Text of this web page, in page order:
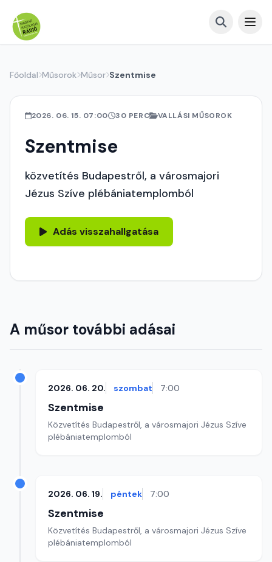
Főoldal Műsorok Műsor Szentmise
2026. 06. 15. 07:00 30 PERC VALLÁSI MŰSOROK
Szentmise
közvetítés Budapestről, a városmajori
Jézus Szíve plébániatemplomból
Adás visszahallgatása
A műsor további adásai
2026. 06. 20. szombat 7:00
Szentmise
Közvetítés Budapestről, a városmajori Jézus Szíve
plébániatemplomból
2026. 06. 19. péntek 7:00
Szentmise
Közvetítés Budapestről, a városmajori Jézus Szíve
plébániatemplomból